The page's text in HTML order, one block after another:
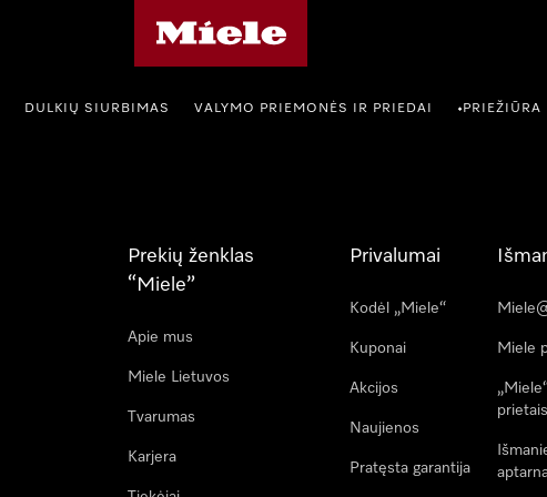
DULKIŲ SIURBIMAS VALYMO PRIEMONĖS IR PRIEDAI •PRIEŽIŪRA
Prekių ženklas
“Miele”
Apie mus
Miele Lietuvos
Tvarumas
Karjera
Privalumai
Kodėl „Miele“
Kuponai
Akcijos
Naujienos
Pratęsta garantija
Miele